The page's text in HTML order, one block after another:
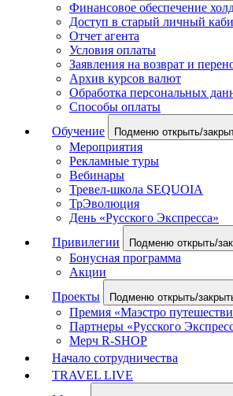
Финансовое обеспечение
Доступ в старый личный
Отчет агента
Условия оплаты
Заявления на возврат и
Архив курсов валют
Обработка персональных
Способы оплаты
Обучение
Подменю открыть/
Мероприятия
Рекламные туры
Вебинары
Тревел-школа SEQUOIA
ТрЭволюция
День «Русского Экспресса»
Привилегии
Подменю открыть/
Бонусная программа
Акции
Проекты
Подменю открыть/
Премия «Маэстро
Партнеры «Русского
Мерч R-SHOP
Начало сотрудничества
TRAVEL LIVE